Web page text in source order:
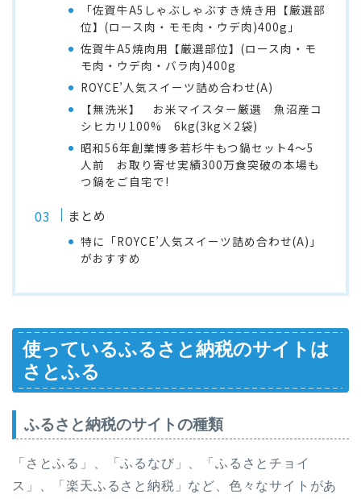
「佐賀牛A5しゃぶしゃぶすき焼き用【厳選部
位】(ロース肉・モモ肉・ウデ肉)400g」
佐賀牛A5焼肉用【厳選部位】(ロース肉・モ
モ肉・ウデ肉・バラ肉)400g
ROYCE’人気スイーツ詰め合わせ(A)
【無洗米】 お米マイスター厳選 魚沼産コ
シヒカリ100% 6kg(3kg×2袋)
昭和56年創業博多若杉牛もつ鍋セット4～5
人前 お取り寄せ実績300万食突破の本場も
つ鍋をご自宅で!
まとめ
特に「ROYCE’人気スイーツ詰め合わせ(A)」
がおすすめ
使っているふるさと納税のサイトは
さとふる
ふるさと納税のサイトの種類
「さとふる」、「ふるなび」、「ふるさとチョイ
ス」、「楽天ふるさと納税」など、色々なサイトがあ